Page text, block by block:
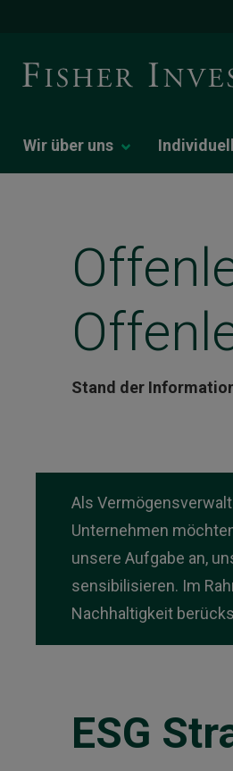
Wir über uns
Stand der
Als
Unternehmen
unsere Aufgabe an,
sensibilisieren. Im
Nachhaltigkeit
ESG